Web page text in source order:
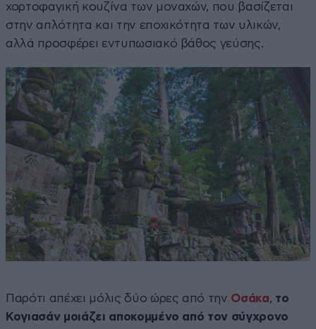
χορτοφαγική κουζίνα των μοναχών, που βασίζεται
στην απλότητα και την εποχικότητα των υλικών,
αλλά προσφέρει εντυπωσιακό βάθος γεύσης.
Παρότι απέχει μόλις δύο ώρες από την Οσάκα, το
Κογιασάν μοιάζει αποκομμένο από τον σύγχρονο